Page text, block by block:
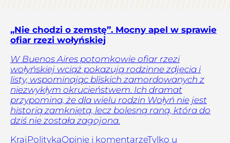
„Nie chodzi o zemstę”. Mocny apel w sprawie
ofiar rzezi wołyńskiej
W Buenos Aires potomkowie ofiar rzezi
wołyńskiej wciąż pokazują rodzinne zdjęcia i
listy, wspominając bliskich zamordowanych z
niezwykłym okrucieństwem. Ich dramat
przypomina, że dla wielu rodzin Wołyń nie jest
historią zamkniętą, lecz bolesną raną, która do
dziś nie została zagojona.
Kraj PolitykaOpinie i komentarzeTylko u